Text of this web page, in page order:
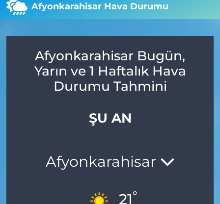
Afyonkarahisar Hava Durumu
Afyonkarahisar Bugün,
Yarın ve 1 Haftalık Hava
Durumu Tahmini
ŞU AN
Afyonkarahisar
21°